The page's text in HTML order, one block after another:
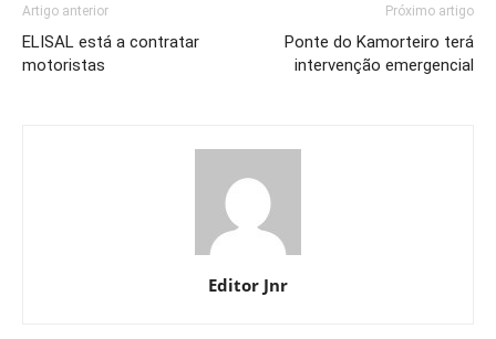
Artigo anterior
ELISAL está a contratar
motoristas
Próximo artigo
Ponte do Kamorteiro terá
intervenção emergencial
Editor Jnr